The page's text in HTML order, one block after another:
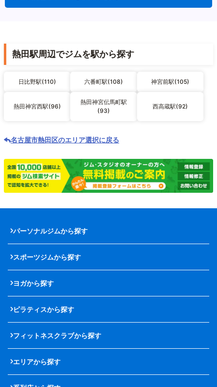
熱田駅周辺でジムを駅から探す
日比野駅(110) 六番町駅(108) 神宮前駅(105)
熱田神宮西駅(96)
熱田神宮伝馬町駅
(93)
西高蔵駅(92)
名古屋市熱田区のエリア選択に戻る
パーソナルジムから探す
スポーツジムから探す
ヨガから探す
ピラティスから探す
フィットネスクラブから探す
エリアから探す